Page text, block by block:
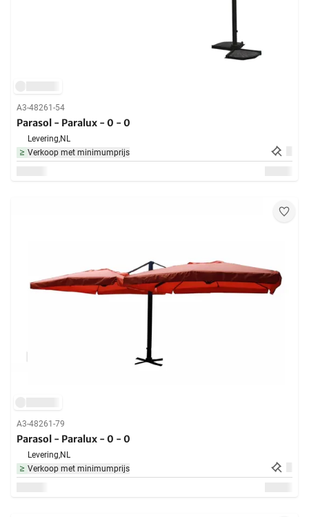
A3-48261-54
Parasol - Paralux - 0 - 0
Levering,NL
Verkoop met minimumprijs
A3-48261-79
Parasol - Paralux - 0 - 0
Levering,NL
Verkoop met minimumprijs